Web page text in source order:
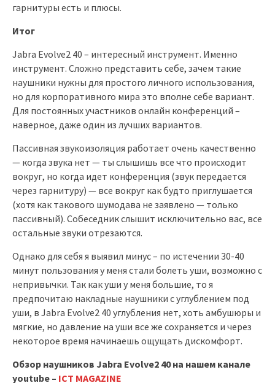
гарнитуры есть и плюсы.
Итог
Jabra Evolve2 40 – интересный инструмент. Именно
инструмент. Сложно представить себе, зачем такие
наушники нужны для простого личного использования,
но для корпоративного мира это вполне себе вариант.
Для постоянных участников онлайн конференций –
наверное, даже один из лучших вариантов.
Пассивная звукоизоляция работает очень качественно
— когда звука нет — ты слышишь все что происходит
вокруг, но когда идет конференция (звук передается
через гарнитуру) — все вокруг как будто приглушается
(хотя как такового шумодава не заявлено — только
пассивный). Собеседник слышит исключительно вас, все
остальные звуки отрезаются.
Однако для себя я выявил минус – по истечении 30-40
минут пользования у меня стали болеть уши, возможно с
непривычки. Так как уши у меня большие, то я
предпочитаю накладные наушники с углублением под
уши, в Jabra Evolve2 40 углубления нет, хоть амбушюры и
мягкие, но давление на уши все же сохраняется и через
некоторое время начинаешь ощущать дискомфорт.
Обзор наушников Jabra Evolve2 40 на нашем канале
youtube – ICT MAGAZINE